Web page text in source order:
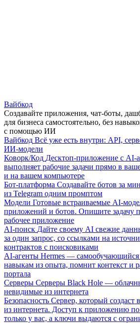
Вайбкод
Создавайте приложения, чат-боты,
для бизнеса самостоятельно, без
с помощью ИИ
Вайбкод Всё уже есть внутри: API,
ИИ-модели
Коворк/Код Десктоп-приложение с AI-
выполняет рабочие задачи прямо в
и на вашем компьютере
Бот-платформа Создавайте ботов за
из Telegram одним промптом
Модели Готовые встраиваемые AI-
приложений и ботов. Опишите задачу
рабочее приложение
AI-поиск Дайте своему AI свежие
за один запрос, со ссылками на
контрактов с поисковиками
AI-агенты Hermes — самообучающийся
навыкам из опыта, помнит контекст и
портала
Серверы Серверы Black Hole —
невидимые из интернета
Безопасность Сервер, который
из интернета. Доступ к приложению
только у вас, а ключи выдаются с